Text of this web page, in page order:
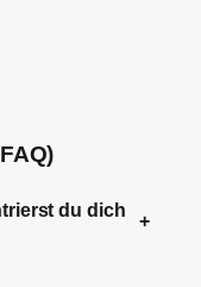
du dich
+